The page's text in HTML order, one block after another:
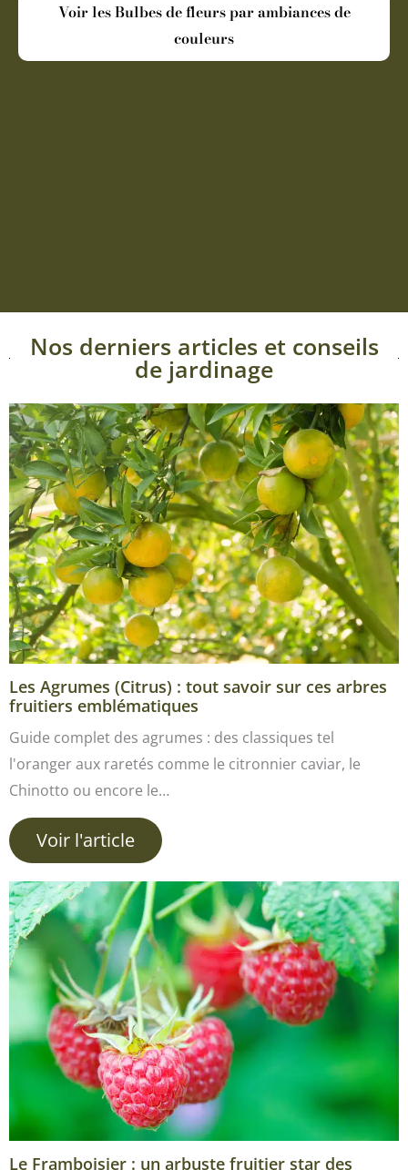
Voir les Bulbes de fleurs par ambiances de
couleurs
Nos derniers articles et conseils
de jardinage
Les Agrumes (Citrus) : tout savoir sur ces arbres
fruitiers emblématiques
Guide complet des agrumes : des classiques tel
l'oranger aux raretés comme le citronnier caviar, le
Chinotto ou encore le…
Voir l'article
Le Framboisier : un arbuste fruitier star des